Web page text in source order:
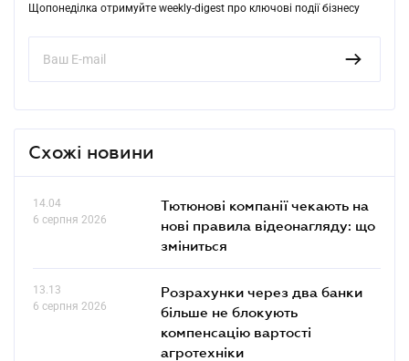
Щопонеділка отримуйте weekly-digest про ключові події бізнесу
Схожі новини
14.04
6 серпня 2026
Тютюнові компанії чекають на
нові правила відеонагляду: що
зміниться
13.13
6 серпня 2026
Розрахунки через два банки
більше не блокують
компенсацію вартості
агротехніки